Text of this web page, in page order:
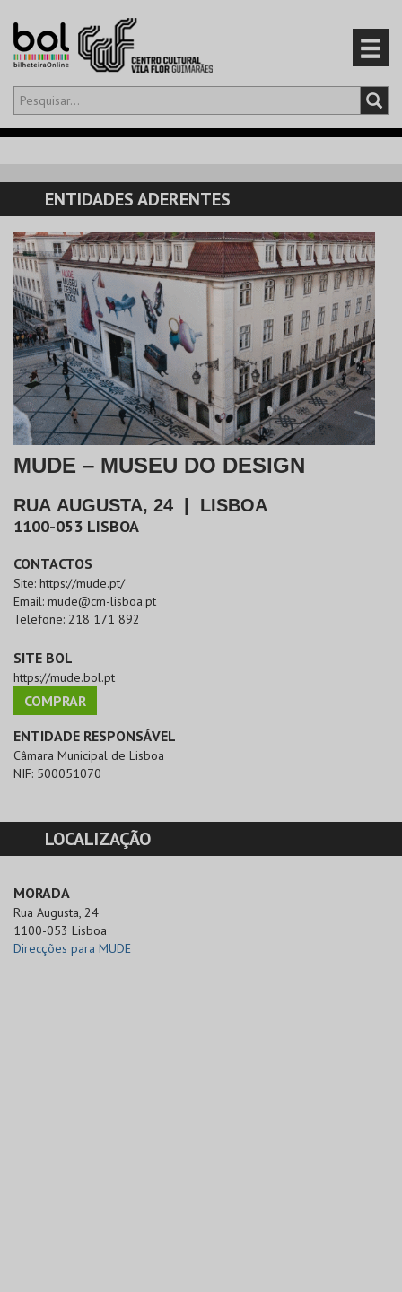
Olá,iniciar sessão
CARRINHO
EVENTOS
CARTÕES
PRODUTOS
ENTIDADES ADERENTES
MUDE – MUSEU DO DESIGN
RUA AUGUSTA, 24 LISBOA
1100-053 LISBOA
CONTACTOS
Site: https://mude.pt/
Email: mude@cm-lisboa.pt
Telefone: 218 171 892
SITE BOL
https://mude.bol.pt
COMPRAR
ENTIDADE RESPONSÁVEL
Câmara Municipal de Lisboa
NIF: 500051070
LOCALIZAÇÃO
MORADA
Rua Augusta, 24
1100-053 Lisboa
Direcções para MUDE